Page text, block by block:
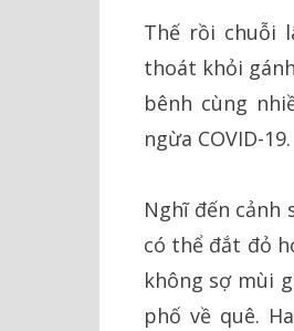
Thế rồi chuỗi
thoát khỏi
bênh cùng
ngừa COVID-19.
Nghĩ đến
có thể đắt đỏ
không sợ mùi
phố về quê.